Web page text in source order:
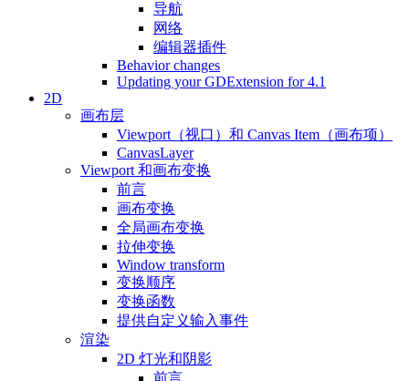
导航
网络
编辑器插件
Behavior changes
Updating your GDExtension for 4.1
2D
画布层
Viewport（视口）和 Canvas Item（画布项）
CanvasLayer
Viewport 和画布变换
前言
画布变换
全局画布变换
拉伸变换
Window transform
变换顺序
变换函数
提供自定义输入事件
渲染
2D 灯光和阴影
前言